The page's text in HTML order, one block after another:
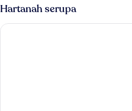
Hartanah serupa
The Cabanas Hotel at Sun City Resort